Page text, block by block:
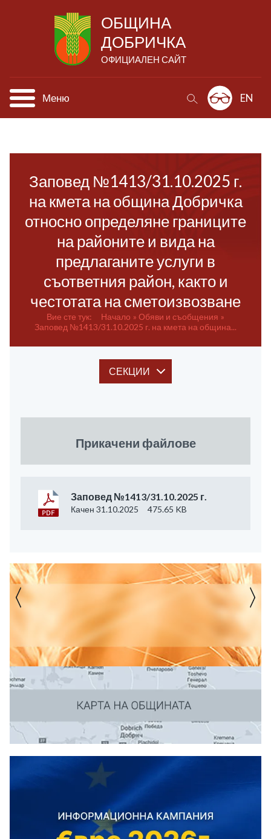
ОБЩИНА
ДОБРИЧКА
ОФИЦИАЛЕН САЙТ
Меню EN
Заповед №1413/31.10.2025 г.
на кмета на община Добричка
относно определяне границите
на районите и вида на
предлаганите услуги в
съответния район, както и
честотата на сметоизвозване
Вие сте тук: Начало
Обяви и съобщения
Заповед №1413/31.10.2025 г. на кмета на община...
СЕКЦИИ
Прикачени файлове
Заповед №1413/31.10.2025 г.
Качен 31.10.2025 475.65 KB